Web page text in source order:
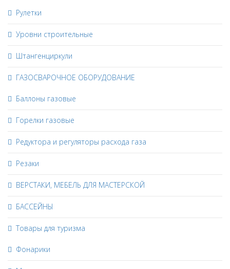
Рулетки
Уровни строительные
Штангенциркули
ГАЗОСВАРОЧНОЕ ОБОРУДОВАНИЕ
Баллоны газовые
Горелки газовые
Редуктора и регуляторы расхода газа
Резаки
ВЕРСТАКИ, МЕБЕЛЬ ДЛЯ МАСТЕРСКОЙ
БАССЕЙНЫ
Товары для туризма
Фонарики